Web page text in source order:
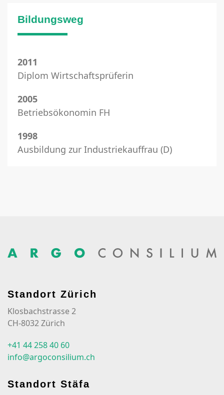
Bildungsweg
2011
Diplom Wirtschaftsprüferin
2005
Betriebsökonomin FH
1998
Ausbildung zur Industriekauffrau (D)
Standort Zürich
Klosbachstrasse 2
CH-8032 Zürich
+41 44 258 40 60
info@argoconsilium.ch
Standort Stäfa